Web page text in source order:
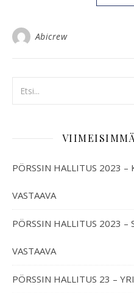
Abicrew
PÖRSSIN HALLITUS 2023
VASTAAVA
PÖRSSIN HALLITUS 2023 –
VASTAAVA
PÖRSSIN HALLITUS 23 –